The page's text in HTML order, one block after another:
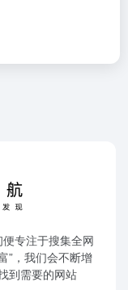
专注于搜集全网
”，我们会不断增
到需要的网站